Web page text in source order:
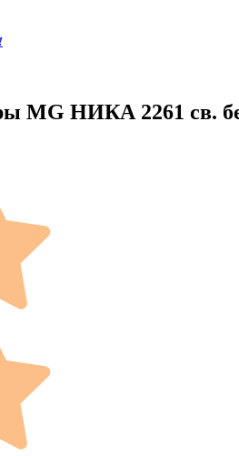
MG НИКА 2261 св.